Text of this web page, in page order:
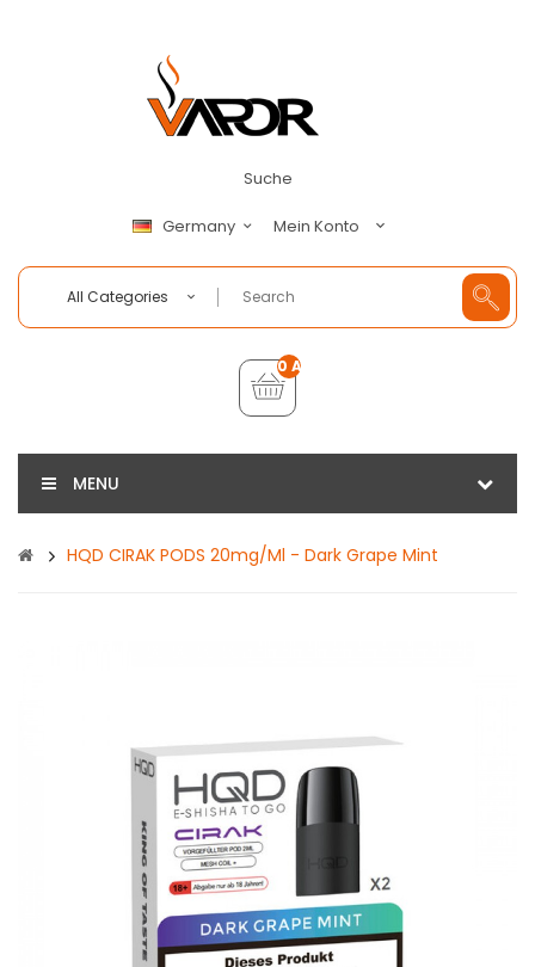
Suche
Germany Mein Konto
All Categories
0 Artikel - €0,00
MENU
HQD CIRAK PODS 20mg/ml - Dark Grape Mint